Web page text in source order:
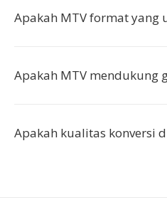
Apakah MTV format yang
Apakah MTV mendukung
Apakah kualitas konversi